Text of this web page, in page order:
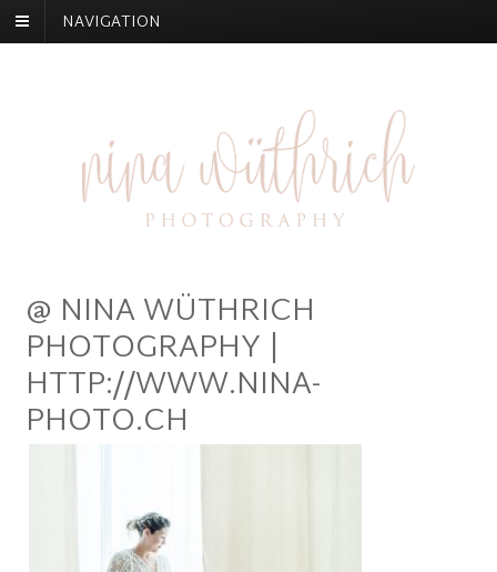
NAVIGATION
@ NINA WÜTHRICH
PHOTOGRAPHY |
HTTP://WWW.NINA-
PHOTO.CH